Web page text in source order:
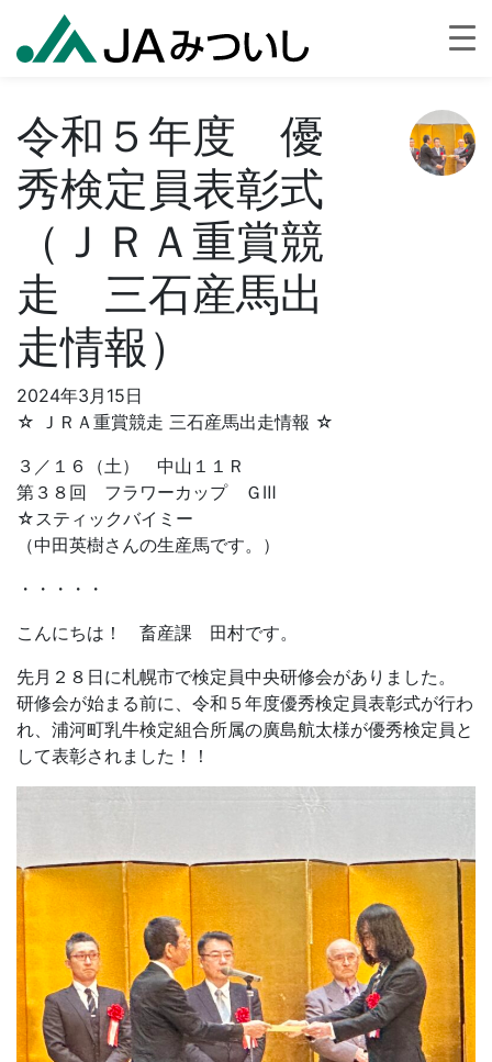
令和５年度 優
秀検定員表彰式
（ＪＲＡ重賞競
走 三石産馬出
走情報）
2024年3月15日
☆ ＪＲＡ重賞競走 三石産馬出走情報 ☆
３／１６（土） 中山１１Ｒ
第３８回 フラワーカップ ＧⅢ
☆スティックバイミー
（中田英樹さんの生産馬です。）
・・・・・
こんにちは！ 畜産課 田村です。
先月２８日に札幌市で検定員中央研修会がありました。
研修会が始まる前に、令和５年度優秀検定員表彰式が行わ
れ、浦河町乳牛検定組合所属の廣島航太様が優秀検定員と
して表彰されました！！